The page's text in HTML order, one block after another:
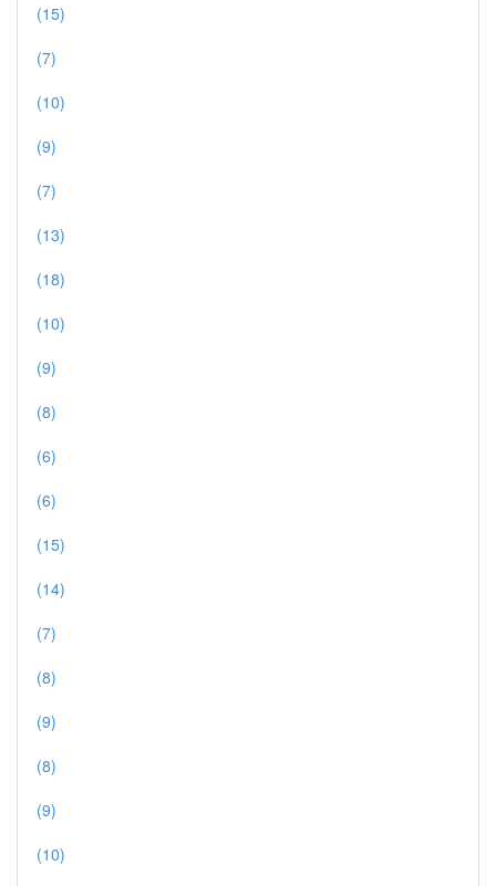
(15)
(7)
(10)
(9)
(7)
(13)
(18)
(10)
(9)
(8)
(6)
(6)
(15)
(14)
(7)
(8)
(9)
(8)
(9)
(10)